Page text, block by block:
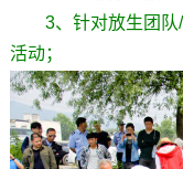
3、针对放生团
活动；